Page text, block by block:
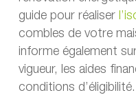
guide pour réaliser
combles de votre
informe également
vigueur, les aides
conditions d’éligibilité.